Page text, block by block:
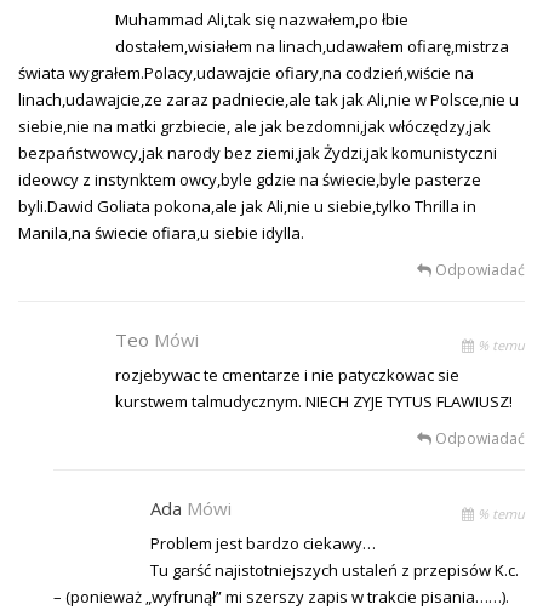
Muhammad Ali,tak się nazwałem,po łbie
dostałem,wisiałem na linach,udawałem ofiarę,mistrza
świata wygrałem.Polacy,udawajcie ofiary,na codzień,wiście na
linach,udawajcie,ze zaraz padniecie,ale tak jak Ali,nie w Polsce,nie u
siebie,nie na matki grzbiecie, ale jak bezdomni,jak włóczędzy,jak
bezpaństwowcy,jak narody bez ziemi,jak Żydzi,jak komunistyczni
ideowcy z instynktem owcy,byle gdzie na świecie,byle pasterze
byli.Dawid Goliata pokona,ale jak Ali,nie u siebie,tylko Thrilla in
Manila,na świecie ofiara,u siebie idylla.
Odpowiadać
Teo Mówi % temu
rozjebywac te cmentarze i nie patyczkowac sie
kurstwem talmudycznym. NIECH ZYJE TYTUS FLAWIUSZ!
Odpowiadać
Ada Mówi % temu
Problem jest bardzo ciekawy…
Tu garść najistotniejszych ustaleń z przepisów K.c.
– (ponieważ „wyfrunął” mi szerszy zapis w trakcie pisania……).